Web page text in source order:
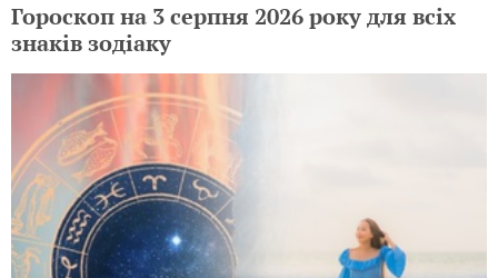
Гороскоп на 3 серпня 2026 року для всіх
знаків зодіаку